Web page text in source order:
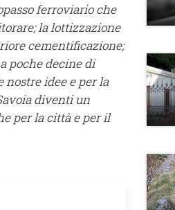
ferroviario che
la lottizzazione
cementificazione;
poche decine di
idee e per la
diventi un
per la città e per il